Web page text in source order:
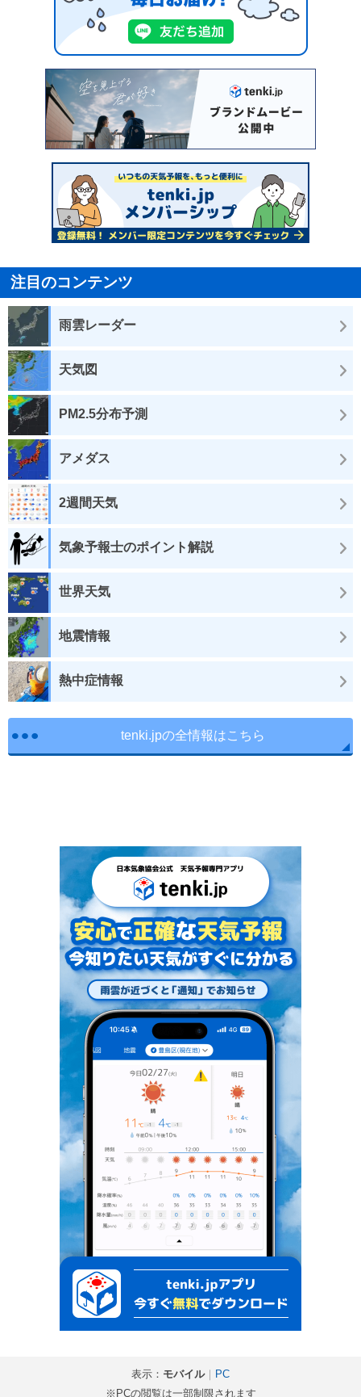
注目のコンテンツ
雨雲レーダー
天気図
PM2.5分布予測
アメダス
2週間天気
気象予報士のポイント解説
世界天気
地震情報
熱中症情報
tenki.jpの全情報はこちら
表示： モバイル｜
PC
※PCの閲覧は一部制限されます